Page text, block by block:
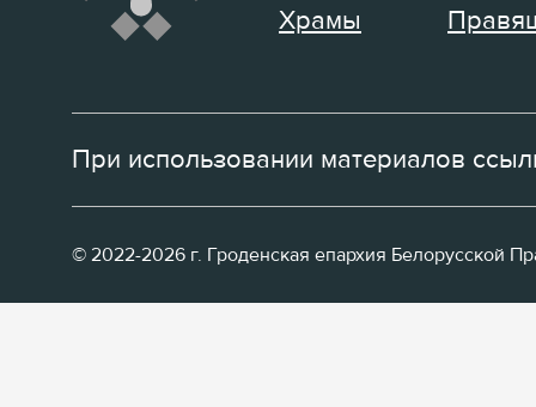
Храмы
При использовании материалов
© 2022-2026 г. Гроденская епархия Белорусской